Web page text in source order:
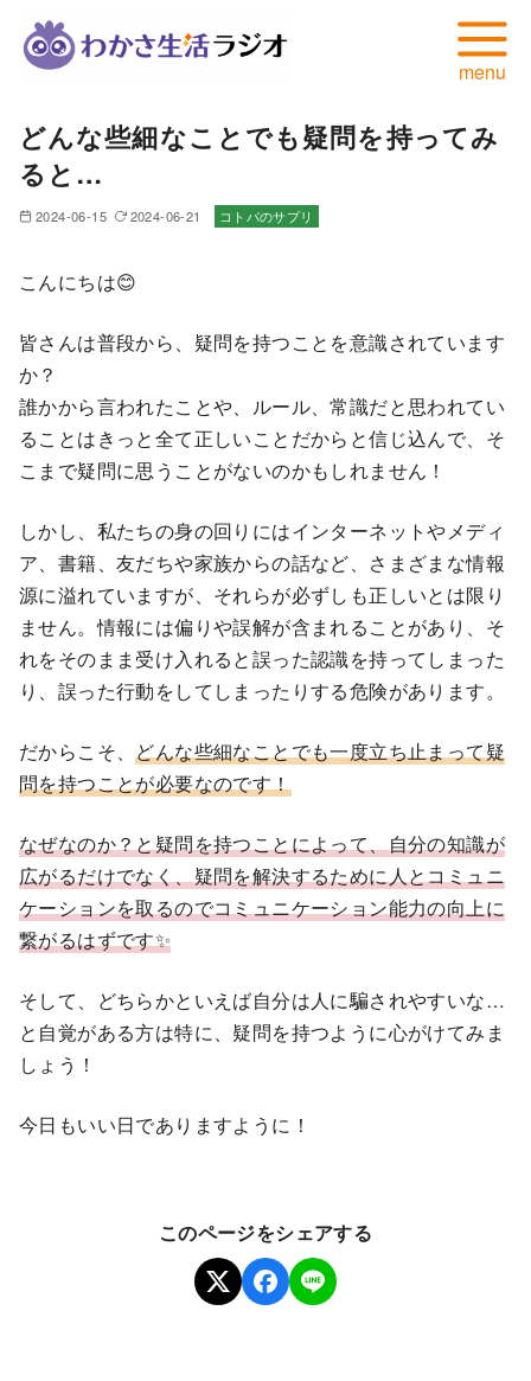
どんな些細なことでも疑問を持ってみ
ると…
2024-06-15 2024-06-21 コトバのサプリ
こんにちは😊
皆さんは普段から、疑問を持つことを意識されています
か？
誰かから言われたことや、ルール、常識だと思われてい
ることはきっと全て正しいことだからと信じ込んで、そ
こまで疑問に思うことがないのかもしれません！
しかし、私たちの身の回りにはインターネットやメディ
ア、書籍、友だちや家族からの話など、さまざまな情報
源に溢れていますが、それらが必ずしも正しいとは限り
ません。情報には偏りや誤解が含まれることがあり、そ
れをそのまま受け入れると誤った認識を持ってしまった
り、誤った行動をしてしまったりする危険があります。
だからこそ、どんな些細なことでも一度立ち止まって疑
問を持つことが必要なのです！
なぜなのか？と疑問を持つことによって、自分の知識が
広がるだけでなく、疑問を解決するために人とコミュニ
ケーションを取るのでコミュニケーション能力の向上に
繋がるはずです✨
そして、どちらかといえば自分は人に騙されやすいな…
と自覚がある方は特に、疑問を持つように心がけてみま
しょう！
今日もいい日でありますように！
このページをシェアする